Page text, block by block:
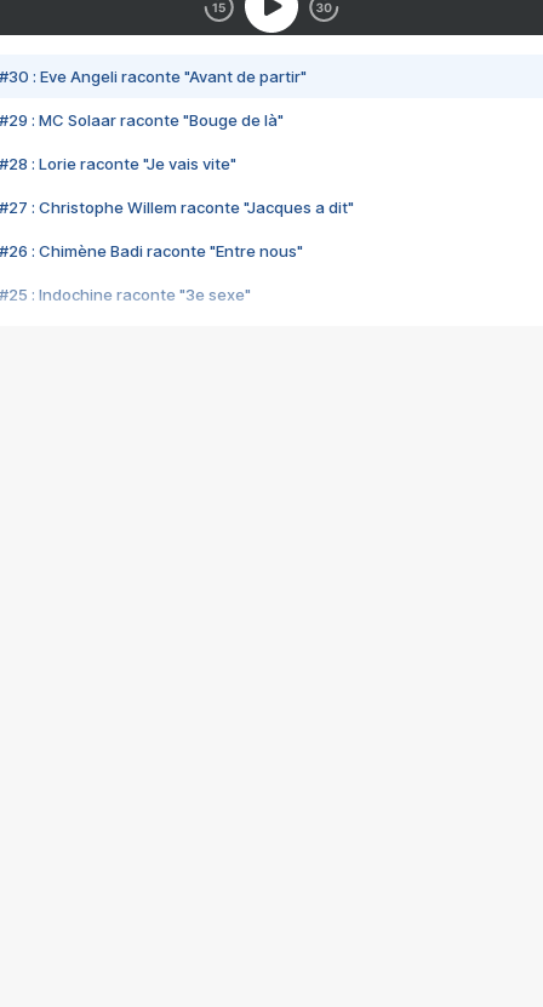
#30 : Eve Angeli raconte "Avant de partir"
#29 : MC Solaar raconte "Bouge de là"
#28 : Lorie raconte "Je vais vite"
#27 : Christophe Willem raconte "Jacques a dit"
#26 : Chimène Badi raconte "Entre nous"
#25 : Indochine raconte "3e sexe"